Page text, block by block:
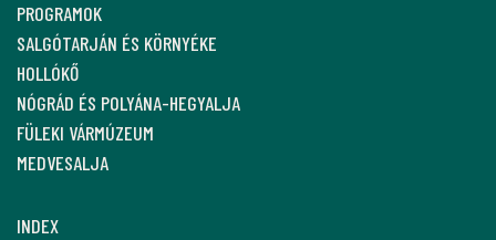
PROGRAMOK
SALGÓTARJÁN ÉS KÖRNYÉKE
HOLLÓKŐ
NÓGRÁD ÉS POLYÁNA-HEGYALJA
FÜLEKI VÁRMÚZEUM
MEDVESALJA
INDEX